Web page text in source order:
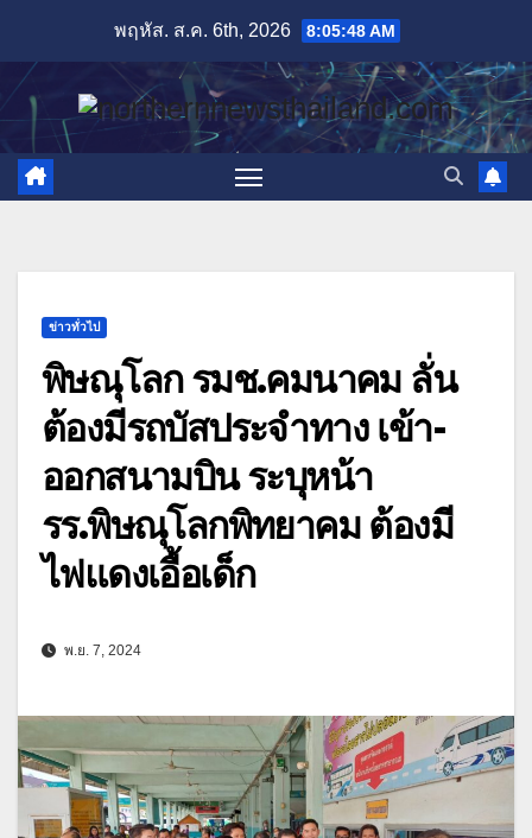
content
พฤหัส. ส.ค. 6th, 2026 8:05:49 AM
ข่าวทั่วไป
พิษณุโลก รมช.คมนาคม ลั่น
ต้องมีรถบัสประจำทาง เข้า-
ออกสนามบิน ระบุหน้า
รร.พิษณุโลกพิทยาคม ต้องมี
ไฟแดงเอื้อเด็ก
พ.ย. 7, 2024